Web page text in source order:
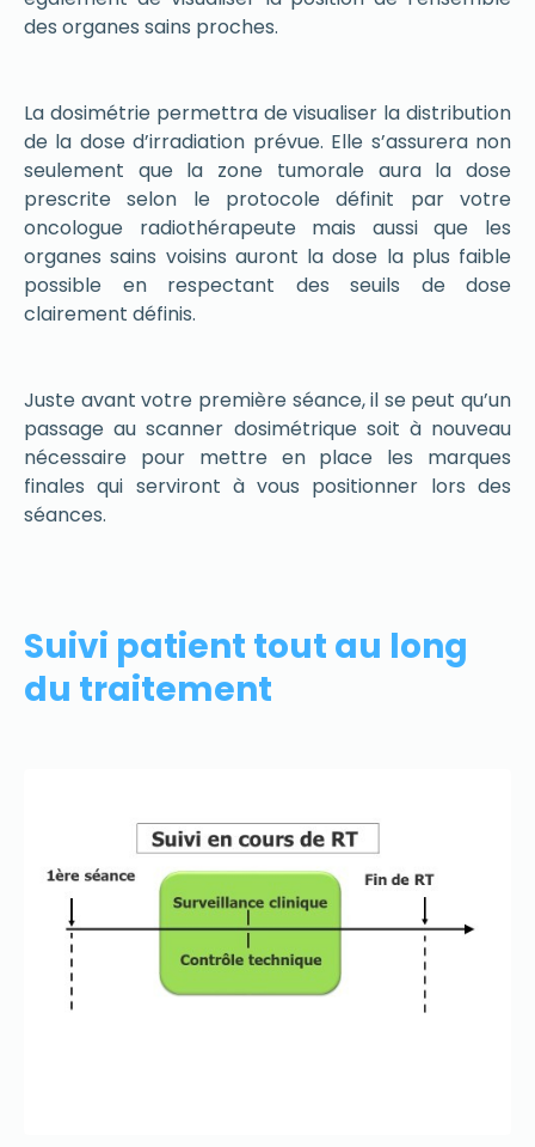
des organes sains proches.
La dosimétrie permettra de visualiser la distribution
de la dose d’irradiation prévue. Elle s’assurera non
seulement que la zone tumorale aura la dose
prescrite selon le protocole définit par votre
oncologue radiothérapeute mais aussi que les
organes sains voisins auront la dose la plus faible
possible en respectant des seuils de dose
clairement définis.
Juste avant votre première séance, il se peut qu’un
passage au scanner dosimétrique soit à nouveau
nécessaire pour mettre en place les marques
finales qui serviront à vous positionner lors des
séances.
Suivi patient tout au long
du traitement